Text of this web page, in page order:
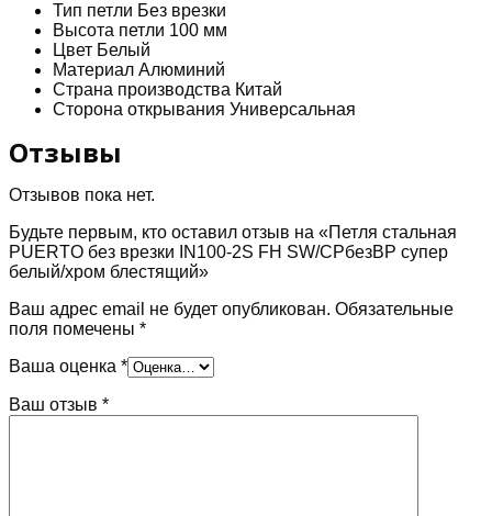
белый/
хром
блестящий
Тип петли Без врезки
Высота петли 100 мм
Цвет Белый
Материал Алюминий
Страна производства Китай
Сторона открывания Универсальная
Отзывы
Отзывов пока нет.
Будьте первым, кто оставил отзыв на «Петля стальная
PUERTO без врезки IN100-2S FH SW/CPбезВР супер
белый/хром блестящий»
Ваш адрес email не будет опубликован. Обязательные
поля помечены *
Ваша оценка *
Ваш отзыв *